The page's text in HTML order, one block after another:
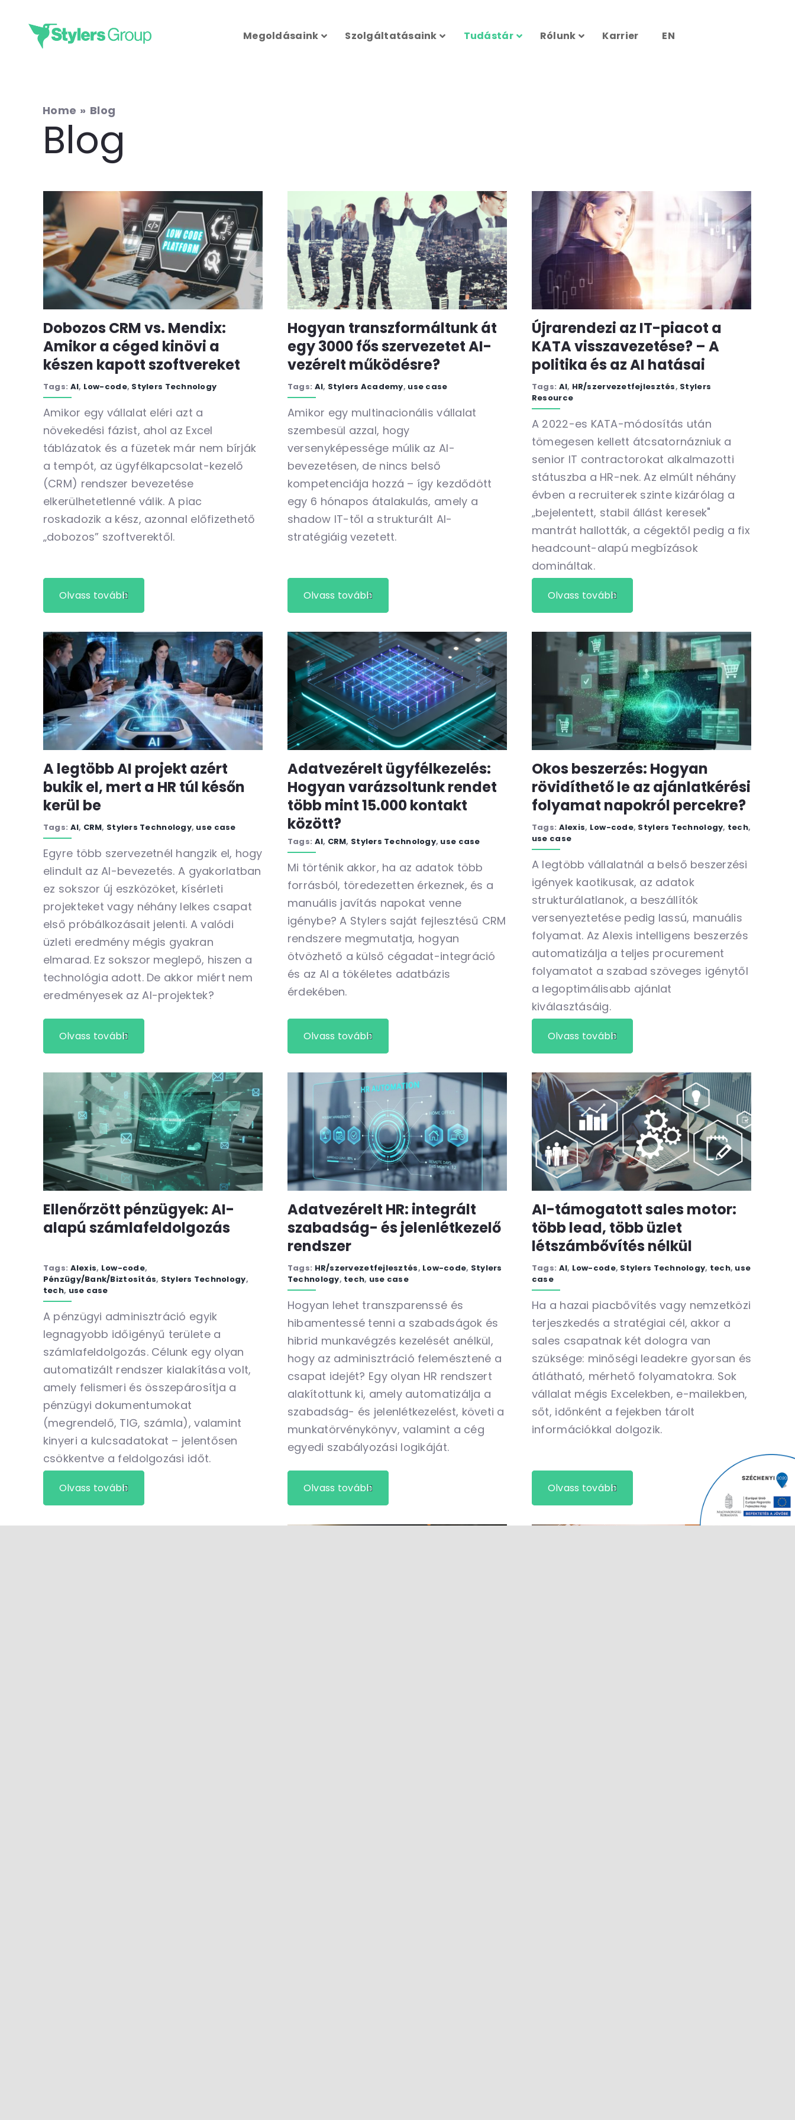
content
Megoldásaink Szolgáltatásaink Tudástár Rólunk Karrier EN
Blog
Home Blog
Dobozos CRM vs. Mendix:
Amikor a céged kinövi a
készen kapott szoftvereket
Tags: AI, Low-code, Stylers Technology
Amikor egy vállalat eléri azt a
növekedési fázist, ahol az Excel
táblázatok és a füzetek már nem bírják
a tempót, az ügyfélkapcsolat-kezelő
(CRM) rendszer bevezetése
elkerülhetetlenné válik. A piac
roskadozik a kész, azonnal előfizethető
„dobozos” szoftverektől.
Olvass tovább
Hogyan transzformáltunk át
egy 3000 fős szervezetet AI-
vezérelt működésre?
Tags: AI, Stylers Academy, use case
Amikor egy multinacionális vállalat
szembesül azzal, hogy
versenyképessége múlik az AI-
bevezetésen, de nincs belső
kompetenciája hozzá – így kezdődött
egy 6 hónapos átalakulás, amely a
shadow IT-től a strukturált AI-
stratégiáig vezetett.
Olvass tovább
Újrarendezi az IT-piacot a
KATA visszavezetése? – A
politika és az AI hatásai
Tags: AI, HR/szervezetfejlesztés, Stylers
Resource
A 2022-es KATA-módosítás után
tömegesen kellett átcsatornázniuk a
senior IT contractorokat alkalmazotti
státuszba a HR-nek. Az elmúlt néhány
évben a recruiterek szinte kizárólag a
„bejelentett, stabil állást keresek"
mantrát hallották, a cégektől pedig a fix
headcount-alapú megbízások
domináltak.
Olvass tovább
A legtöbb AI projekt azért
bukik el, mert a HR túl későn
kerül be
Tags: AI, CRM, Stylers Technology, use case
Egyre több szervezetnél hangzik el, hogy
elindult az AI-bevezetés. A gyakorlatban
ez sokszor új eszközöket, kísérleti
projekteket vagy néhány lelkes csapat
első próbálkozásait jelenti. A valódi
üzleti eredmény mégis gyakran
elmarad. Ez sokszor meglepő, hiszen a
technológia adott. De akkor miért nem
eredményesek az AI-projektek?
Olvass tovább
Adatvezérelt ügyfélkezelés:
Hogyan varázsoltunk rendet
több mint 15.000 kontakt
között?
Tags: AI, CRM, Stylers Technology, use case
Mi történik akkor, ha az adatok több
forrásból, töredezetten érkeznek, és a
manuális javítás napokat venne
igénybe? A Stylers saját fejlesztésű CRM
rendszere megmutatja, hogyan
ötvözhető a külső cégadat-integráció
és az AI a tökéletes adatbázis
érdekében.
Olvass tovább
Okos beszerzés: Hogyan
rövidíthető le az ajánlatkérési
folyamat napokról percekre?
Tags: Alexis, Low-code, Stylers Technology, tech,
use case
A legtöbb vállalatnál a belső beszerzési
igények kaotikusak, az adatok
strukturálatlanok, a beszállítók
versenyeztetése pedig lassú, manuális
folyamat. Az Alexis intelligens beszerzés
automatizálja a teljes procurement
folyamatot a szabad szöveges igénytől
a legoptimálisabb ajánlat
kiválasztásáig.
Olvass tovább
Ellenőrzött pénzügyek: AI-
alapú számlafeldolgozás
Tags: Alexis, Low-code,
Pénzügy/Bank/Biztosítás, Stylers Technology,
tech, use case
A pénzügyi adminisztráció egyik
legnagyobb időigényű területe a
számlafeldolgozás. Célunk egy olyan
automatizált rendszer kialakítása volt,
amely felismeri és összepárosítja a
pénzügyi dokumentumokat
(megrendelő, TIG, számla), valamint
kinyeri a kulcsadatokat – jelentősen
csökkentve a feldolgozási időt.
Olvass tovább
Adatvezérelt HR: integrált
szabadság- és jelenlétkezelő
rendszer
Tags: HR/szervezetfejlesztés, Low-code, Stylers
Technology, tech, use case
Hogyan lehet transzparenssé és
hibamentessé tenni a szabadságok és
hibrid munkavégzés kezelését anélkül,
hogy az adminisztráció felemésztené a
csapat idejét? Egy olyan HR rendszert
alakítottunk ki, amely automatizálja a
szabadság- és jelenlétkezelést, követi a
munkatörvénykönyv, valamint a cég
egyedi szabályozási logikáját.
Olvass tovább
AI-támogatott sales motor:
több lead, több üzlet
létszámbővítés nélkül
Tags: AI, Low-code, Stylers Technology, tech, use
case
Ha a hazai piacbővítés vagy nemzetközi
terjeszkedés a stratégiai cél, akkor a
sales csapatnak két dologra van
szüksége: minőségi leadekre gyorsan és
átlátható, mérhető folyamatokra. Sok
vállalat mégis Excelekben, e-mailekben,
sőt, időnként a fejekben tárolt
információkkal dolgozik.
Olvass tovább